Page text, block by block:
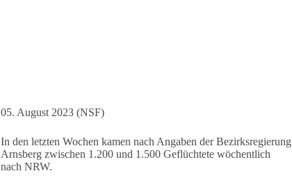
05. August 2023 (NSF)
In den letzten Wochen kamen nach Angaben der Bezirksregierung
Arnsberg zwischen 1.200 und 1.500 Geflüchtete wöchentlich
nach NRW.